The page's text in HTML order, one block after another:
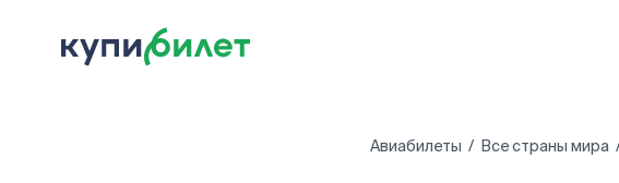
Авиабилеты Все страны мира